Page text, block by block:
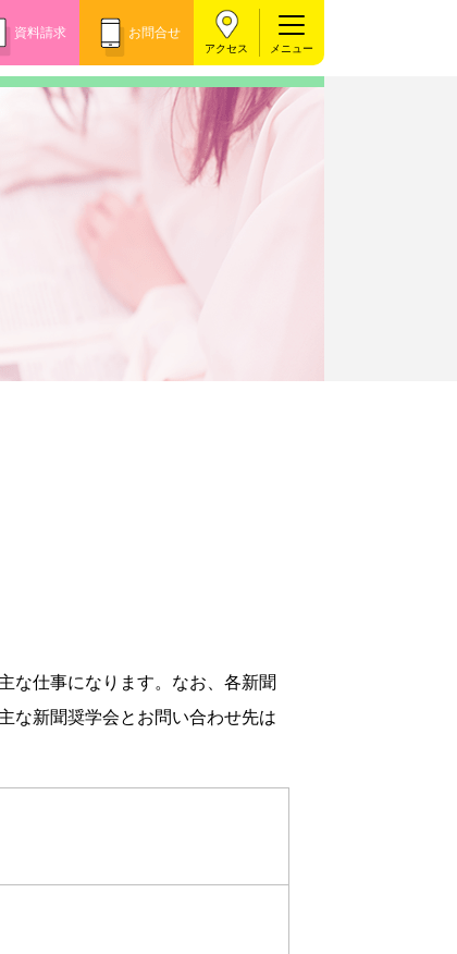
資料請求 お問合せ
アクセス
な仕事になります。なお、各新聞
な新聞奨学会とお問い合わせ先は